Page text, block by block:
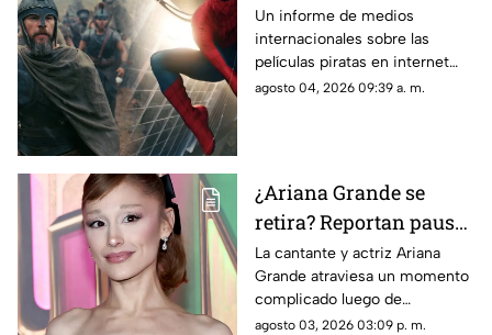
Odisea' y 'Spider-Man'?
Esto sabemos
Un informe de medios
internacionales sobre las
películas piratas en internet
causó revuelo por supuestas
agosto 04, 2026 09:39 a. m.
¿Ariana Grande se
retira? Reportan pausa
en su carrera por
críticas a su apariencia
física
La cantante y actriz Ariana
Grande atraviesa un momento
complicado luego de
convertirse en blanco de
agosto 03, 2026 03:09 p. m.